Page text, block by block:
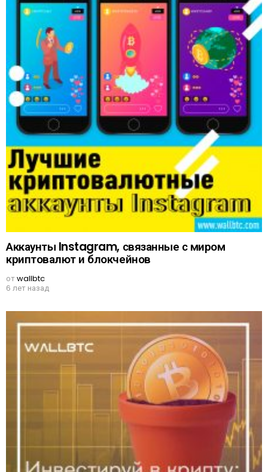
Аккаунты Instagram, связанные с миром
криптовалют и блокчейнов
отwallbtc
6 лет назад